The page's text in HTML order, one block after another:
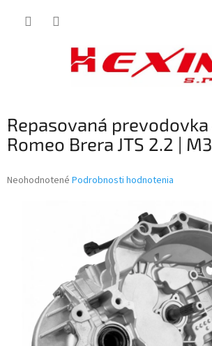
Repasovaná
Romeo Brera JTS 2.2 |
Priemerné
Neohodnotené Podrobnosti hodnotenia